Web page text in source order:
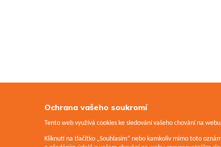
Ochrana vašeho soukromí
Tento web využívá cookies ke sledování vašeho chování na
Kliknutí na tlačítko „Souhlasím“ nebo kamkoliv mimo toto